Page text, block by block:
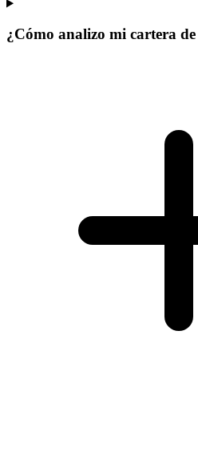
¿Cómo analizo mi cartera de